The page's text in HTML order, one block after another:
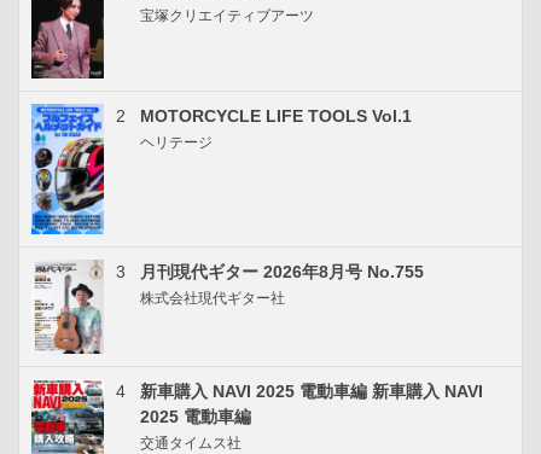
宝塚クリエイティブアーツ
2 MOTORCYCLE LIFE TOOLS Vol.1
ヘリテージ
3 月刊現代ギター 2026年8月号 No.755
株式会社現代ギター社
4
新車購入 NAVI 2025 電動車編 新車購入 NAVI
2025 電動車編
交通タイムス社